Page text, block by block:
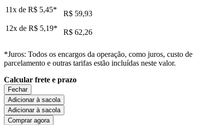
11x de R$ 5,45*
R$ 59,93
12x de R$ 5,19* R$ 62,26
*Juros: Todos os encargos da operação, como juros, custo de
parcelamento e outras tarifas estão incluídas neste valor.
Calcular frete e prazo
Fechar
Adicionar à sacola
Adicionar à sacola
Comprar agora